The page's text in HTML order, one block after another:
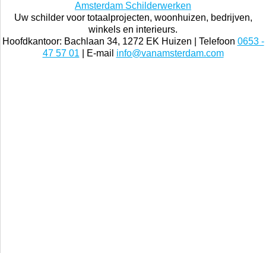
Amsterdam Schilderwerken
Uw schilder voor totaalprojecten, woonhuizen, bedrijven,
winkels en interieurs.
Hoofdkantoor: Bachlaan 34, 1272 EK Huizen | Telefoon 0653 -
47 57 01 | E-mail info@vanamsterdam.com